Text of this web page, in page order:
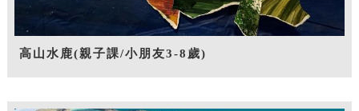
高山水鹿(親子課/小朋友3-8歲)